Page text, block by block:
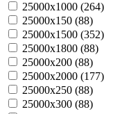
25000х1000 (264)
25000х150 (88)
25000х1500 (352)
25000х1800 (88)
25000х200 (88)
25000х2000 (177)
25000х250 (88)
25000х300 (88)